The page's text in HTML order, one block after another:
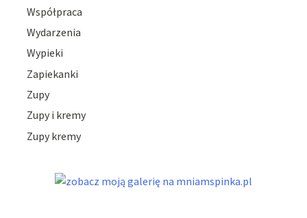
Współpraca
Wydarzenia
Wypieki
Zapiekanki
Zupy
Zupy i kremy
Zupy kremy